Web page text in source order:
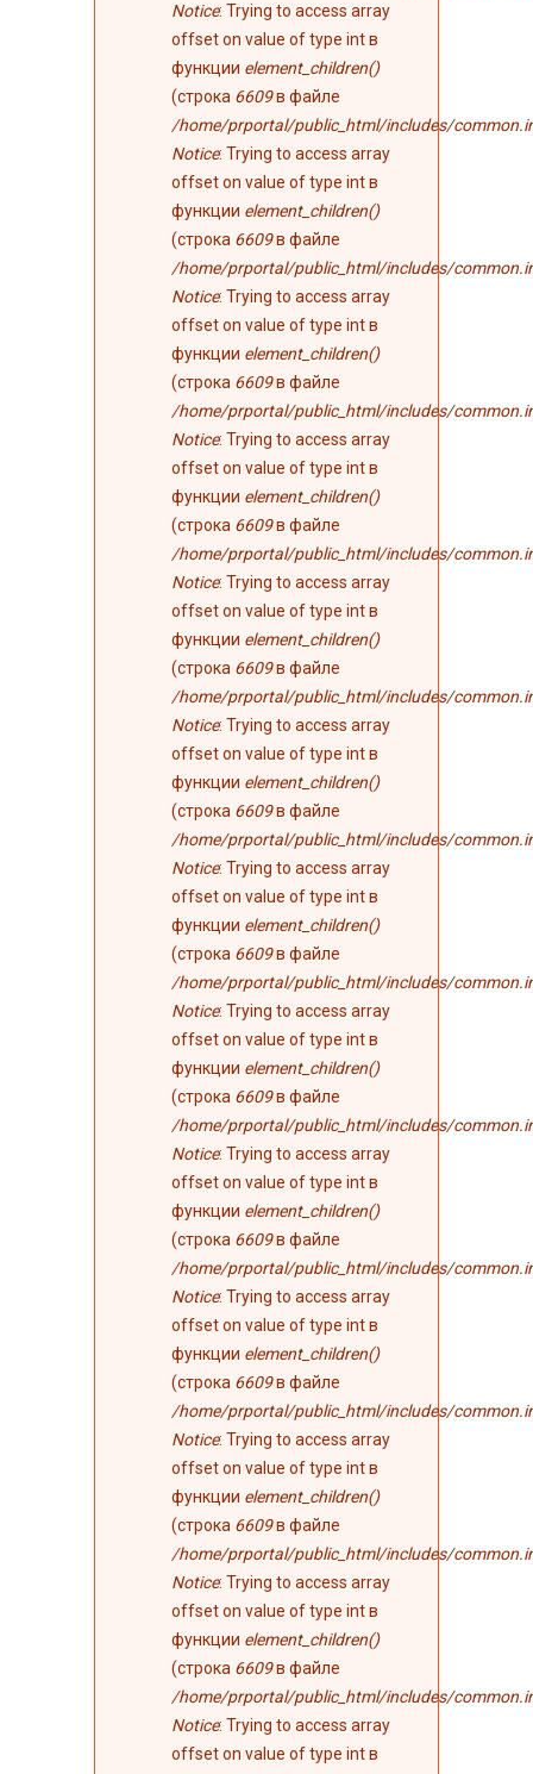
Notice: Trying to access array
offset on value of type int в
функции element_children()
(строка 6609в файле
/home/prportal/public_html/includes/
Notice: Trying to access array
offset on value of type int в
функции element_children()
(строка 6609в файле
/home/prportal/public_html/includes/
Notice: Trying to access array
offset on value of type int в
функции element_children()
(строка 6609в файле
/home/prportal/public_html/includes/
Notice: Trying to access array
offset on value of type int в
функции element_children()
(строка 6609в файле
/home/prportal/public_html/includes/
Notice: Trying to access array
offset on value of type int в
функции element_children()
(строка 6609в файле
/home/prportal/public_html/includes/
Notice: Trying to access array
offset on value of type int в
функции element_children()
(строка 6609в файле
/home/prportal/public_html/includes/
Notice: Trying to access array
offset on value of type int в
функции element_children()
(строка 6609в файле
/home/prportal/public_html/includes/
Notice: Trying to access array
offset on value of type int в
функции element_children()
(строка 6609в файле
/home/prportal/public_html/includes/
Notice: Trying to access array
offset on value of type int в
функции element_children()
(строка 6609в файле
/home/prportal/public_html/includes/
Notice: Trying to access array
offset on value of type int в
функции element_children()
(строка 6609в файле
/home/prportal/public_html/includes/
Notice: Trying to access array
offset on value of type int в
функции element_children()
(строка 6609в файле
/home/prportal/public_html/includes/
Notice: Trying to access array
offset on value of type int в
функции element_children()
(строка 6609в файле
/home/prportal/public_html/includes/
Notice: Trying to access array
offset on value of type int в